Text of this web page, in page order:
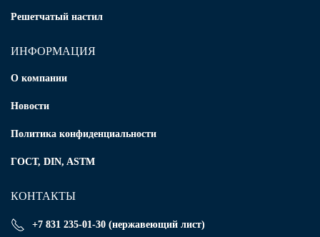
Решетчатый настил
ИНФОРМАЦИЯ
О компании
Новости
Политика конфиденциальности
ГОСТ, DIN, ASTM
КОНТАКТЫ
+7 831 235-01-30 (нержавеющий лист)